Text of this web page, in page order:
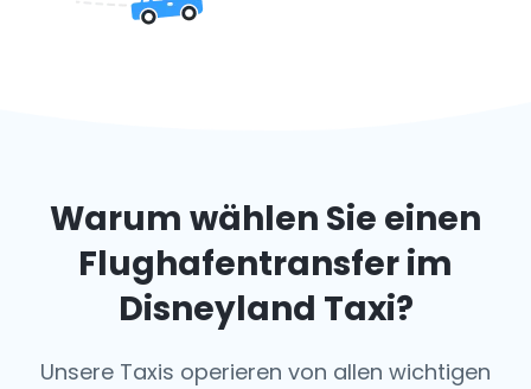
Warum wählen Sie einen
Flughafentransfer im
Disneyland Taxi?
Unsere Taxis operieren von allen wichtigen